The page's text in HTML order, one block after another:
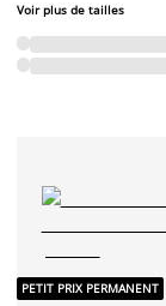
Voir plus de tailles
PETIT PRIX PERMANENT